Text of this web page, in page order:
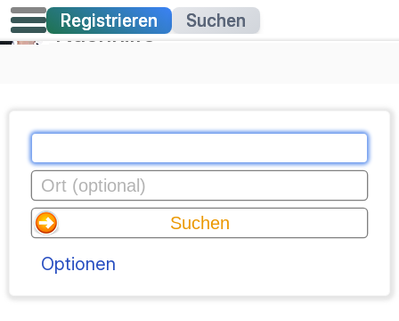
Nachhilfe
Registrieren Suchen
Optionen